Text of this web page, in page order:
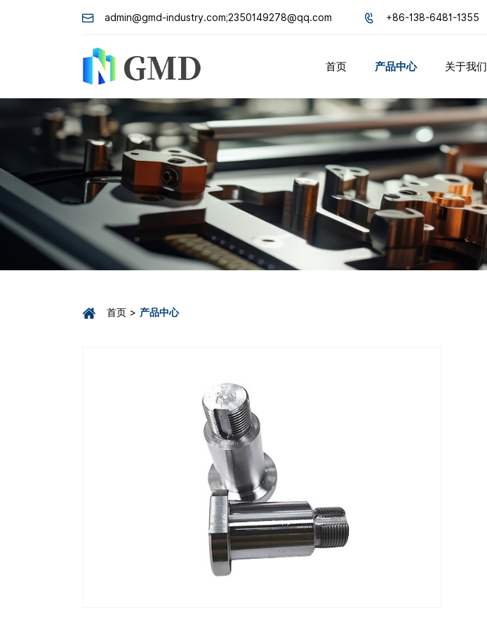
admin@gmd-industry.com;2350149278@qq.com +86-138-6481-1355
首页 产品中心 关于我们
首页 产品中心